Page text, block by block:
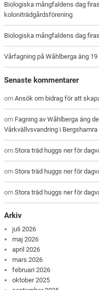
Biologiska mångfaldens dag
koloniträdgårdsförening
Biologiska mångfaldens dag
Vårfagning på Wåhlberga äng 19
Senaste kommentarer
omAnsök om bidrag för att
om Fagning av Wåhlberga äng
Vårkvällvsvandring i Bergshamra
omStora träd huggs ner för
omStora träd huggs ner för
omStora träd huggs ner för
Arkiv
juli 2026
maj 2026
april 2026
mars 2026
februari 2026
oktober 2025